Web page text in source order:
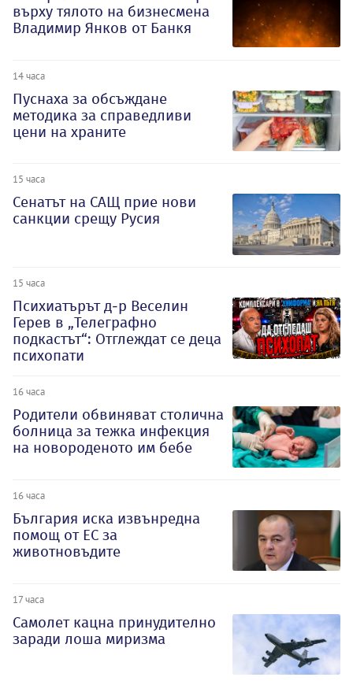
върху тялото на бизнесмена
Владимир Янков от Банкя
14 часа
Пуснаха за обсъждане
методика за справедливи
цени на храните
15 часа
Сенатът на САЩ прие нови
санкции срещу Русия
15 часа
Психиатърът д-р Веселин
Герев в „Телеграфно
подкастът“: Отглеждат се деца
психопати
16 часа
Родители обвиняват столична
болница за тежка инфекция
на новороденото им бебе
16 часа
България иска извънредна
помощ от ЕС за
животновъдите
17 часа
Самолет кацна принудително
заради лоша миризма